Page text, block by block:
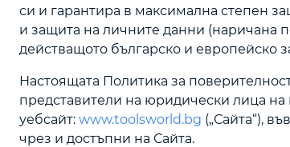
си и гарантира в максимална степен
и защита на личните данни (наричана
действащото българско и европейско
Настоящата Политика за
представители на юридически лица
уебсайт: www.toolsworld.bg („Сайта“),
чрез и достъпни на Сайта.